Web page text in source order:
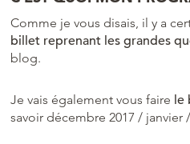
Comme je vous disais, il y a
billet reprenant les grandes
blog.
Je vais également vous faire le
savoir décembre 2017 / janvier